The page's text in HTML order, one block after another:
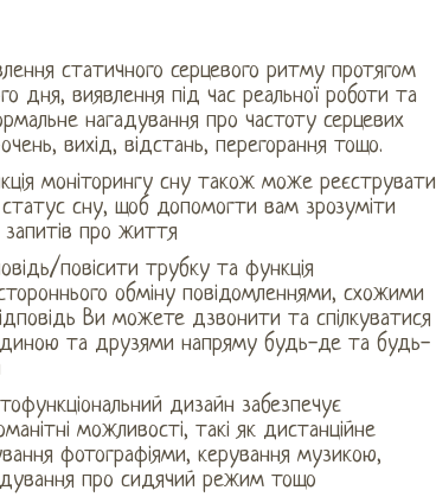
статичного серцевого ритму протягом
дня, виявлення під час реальної роботи та
нагадування про частоту серцевих
вихід, відстань, перегорання тощо.
моніторингу сну також може реєструвати
сну, щоб допомогти вам зрозуміти
запитів про життя
повісити трубку та функція
обміну повідомленнями, схожими
Ви можете дзвонити та спілкуватися
та друзями напряму будь-де та будь-
дизайн забезпечує
можливості, такі як дистанційне
фотографіями, керування музикою,
про сидячий режим тощо